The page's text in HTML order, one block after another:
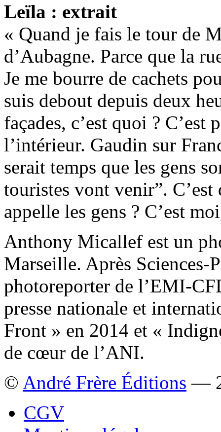
Leïla : extrait
« Quand je fais le tour de
d’Aubagne. Parce que la
Je me bourre de cachets
suis debout depuis deux
façades, c’est quoi ? C’est
l’intérieur. Gaudin sur
serait temps que les gens
touristes vont venir”. C’est
appelle les gens ? C’est
Anthony Micallef est un
Marseille. Après
photoreporter de l’EMI-
presse nationale et
Front » en 2014 et «
de cœur de l’ANI.
© André Frère Éditions —
CGV